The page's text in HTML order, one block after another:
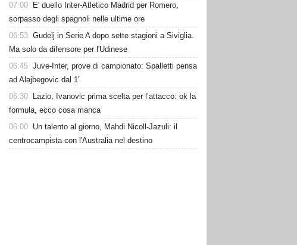
07:00
E' duello Inter-Atletico Madrid per Romero,
sorpasso degli spagnoli nelle ultime ore
06:53 Gudelj in Serie A dopo sette stagioni a Siviglia.
Ma solo da difensore per l'Udinese
06:45 Juve-Inter, prove di campionato: Spalletti pensa
ad Alajbegovic dal 1'
06:30
Lazio, Ivanovic prima scelta per l’attacco: ok la
formula, ecco cosa manca
06:00 Un talento al giorno, Mahdi Nicoll-Jazuli: il
centrocampista con l'Australia nel destino